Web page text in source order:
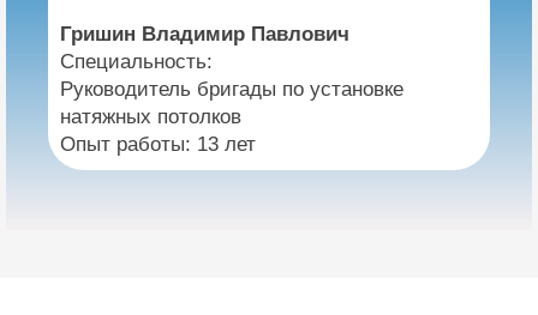
Гришин Владимир Павлович
Специальность:
Руководитель бригады по установке
натяжных потолков
Опыт работы: 13 лет